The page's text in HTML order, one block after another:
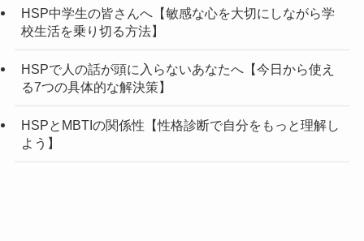
HSP中学生の皆さんへ【敏感な心を大切にしながら学
校生活を乗り切る方法】
HSPで人の話が頭に入らないあなたへ【今日から使え
る7つの具体的な解決策】
HSPとMBTIの関係性【性格診断で自分をもっと理解し
よう】